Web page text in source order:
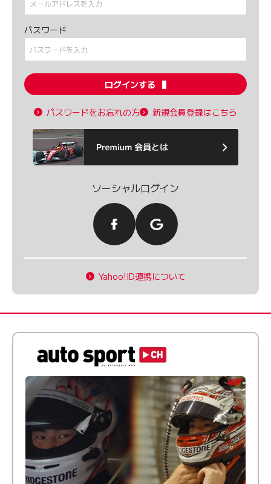
パスワード
ログインする
パスワードをお忘れの方 新規会員登録はこちら
ソーシャルログイン
Yahoo!ID連携について